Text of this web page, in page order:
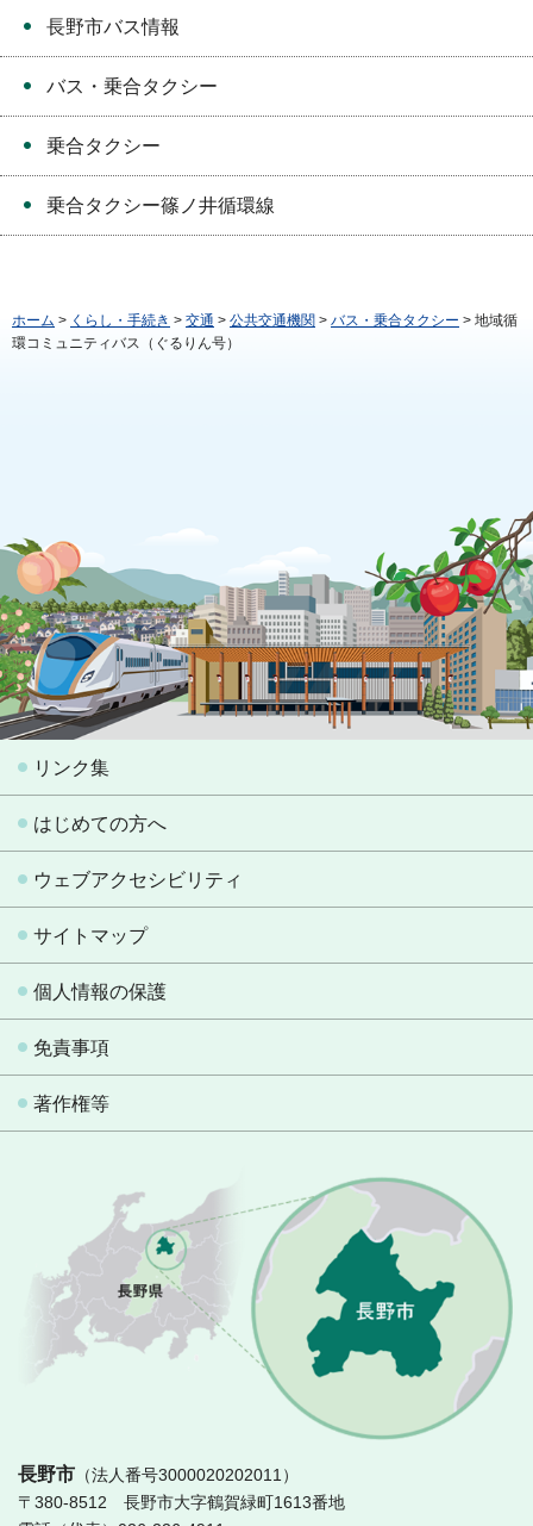
長野市バス情報
バス・乗合タクシー
乗合タクシー
乗合タクシー篠ノ井循環線
ホーム > くらし・手続き > 交通 > 公共交通機関 > バス・乗合タクシー > 地域循
環コミュニティバス（ぐるりん号）
リンク集
はじめての方へ
ウェブアクセシビリティ
サイトマップ
個人情報の保護
免責事項
著作権等
長野市 （法人番号3000020202011）
〒380-8512 長野市大字鶴賀緑町1613番地